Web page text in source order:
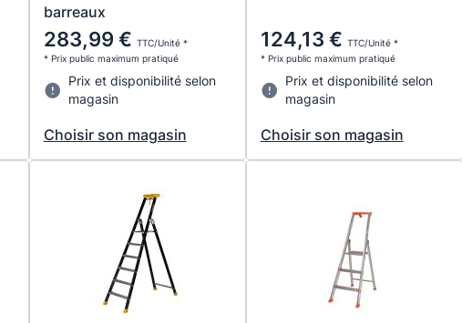
barreaux
283,99 € TTC/Unité *
* Prix public maximum pratiqué
Prix et disponibilité selon
magasin
Choisir son magasin
124,13 € TTC/Unité *
* Prix public maximum pratiqué
Prix et disponibilité selon
magasin
Choisir son magasin